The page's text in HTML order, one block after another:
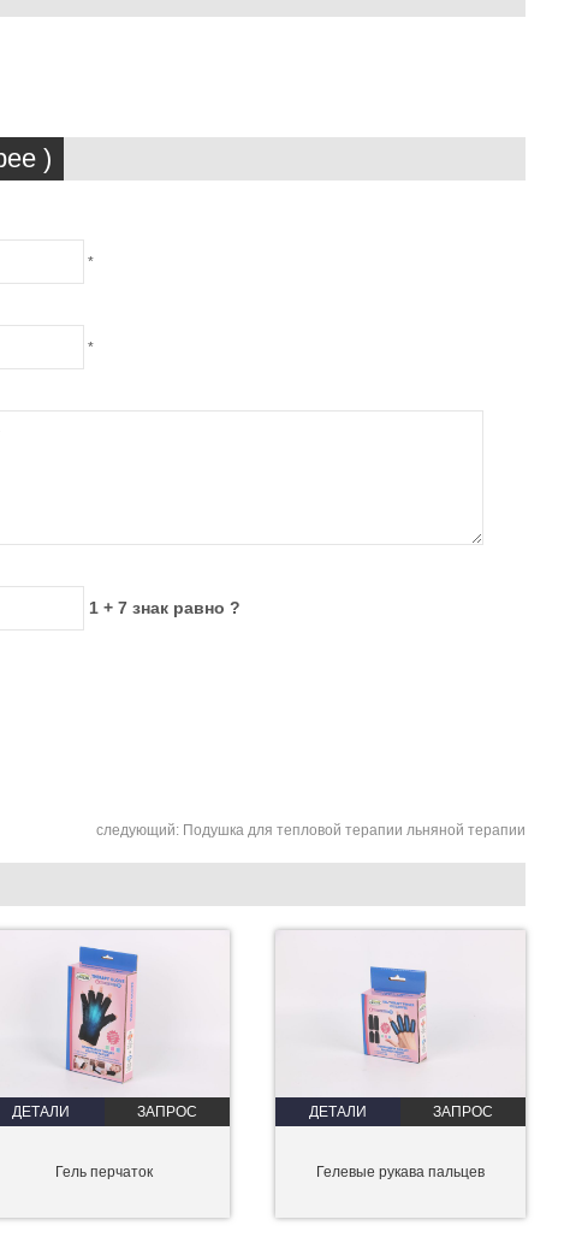
)
*
*
1 + 7 знак равно ?
следующий: Подушка для тепловой терапии льняной терапии
ДЕТАЛИ ЗАПРОС
Гель перчаток
ДЕТАЛИ ЗАПРОС
Гелевые рукава пальцев